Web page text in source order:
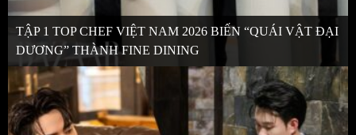
TẬP 1 TOP CHEF VIỆT NAM 2026 BIẾN “QUÁI VẬT ĐẠI
DƯƠNG” THÀNH FINE DINING